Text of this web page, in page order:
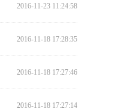
2016-11-23 11:24:58
2016-11-18 17:28:35
2016-11-18 17:27:46
2016-11-18 17:27:14